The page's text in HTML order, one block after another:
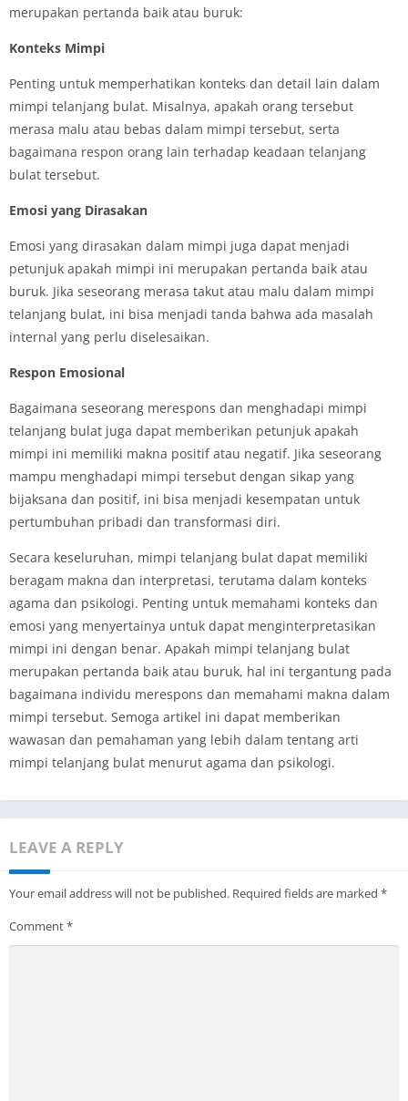
merupakan pertanda baik atau buruk:
Konteks Mimpi
Penting untuk memperhatikan konteks dan detail lain dalam
mimpi telanjang bulat. Misalnya, apakah orang tersebut
merasa malu atau bebas dalam mimpi tersebut, serta
bagaimana respon orang lain terhadap keadaan telanjang
bulat tersebut.
Emosi yang Dirasakan
Emosi yang dirasakan dalam mimpi juga dapat menjadi
petunjuk apakah mimpi ini merupakan pertanda baik atau
buruk. Jika seseorang merasa takut atau malu dalam mimpi
telanjang bulat, ini bisa menjadi tanda bahwa ada masalah
internal yang perlu diselesaikan.
Respon Emosional
Bagaimana seseorang merespons dan menghadapi mimpi
telanjang bulat juga dapat memberikan petunjuk apakah
mimpi ini memiliki makna positif atau negatif. Jika seseorang
mampu menghadapi mimpi tersebut dengan sikap yang
bijaksana dan positif, ini bisa menjadi kesempatan untuk
pertumbuhan pribadi dan transformasi diri.
Secara keseluruhan, mimpi telanjang bulat dapat memiliki
beragam makna dan interpretasi, terutama dalam konteks
agama dan psikologi. Penting untuk memahami konteks dan
emosi yang menyertainya untuk dapat menginterpretasikan
mimpi ini dengan benar. Apakah mimpi telanjang bulat
merupakan pertanda baik atau buruk, hal ini tergantung pada
bagaimana individu merespons dan memahami makna dalam
mimpi tersebut. Semoga artikel ini dapat memberikan
wawasan dan pemahaman yang lebih dalam tentang arti
mimpi telanjang bulat menurut agama dan psikologi.
LEAVE A REPLY
Your email address will not be published. Required fields are marked *
Comment*